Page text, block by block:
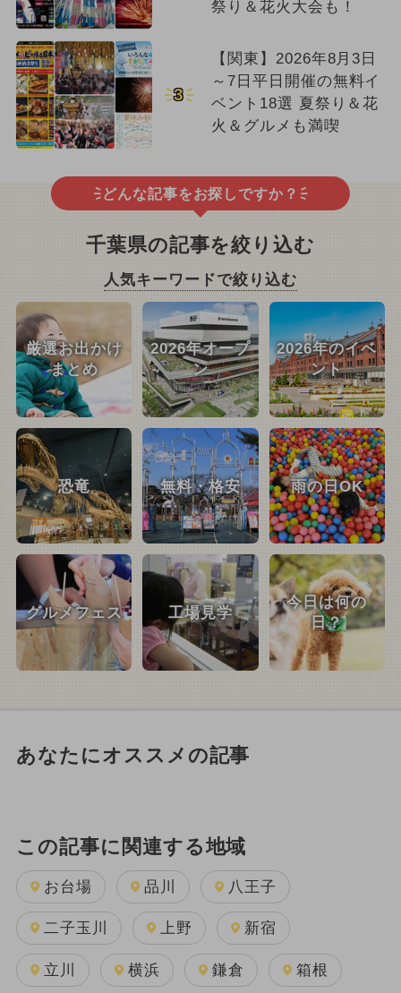
祭り＆花火大会も！
3
【関東】2026年8月3日
～7日平日開催の無料イ
ベント18選 夏祭り＆花
火＆グルメも満喫
どんな記事をお探しですか？
千葉県の記事を絞り込む
人気キーワードで絞り込む
厳選お出かけ
まとめ
2026年オープ
ン
2026年のイベ
ント
恐竜 無料・格安 雨の日OK
グルメフェス 工場見学
今日は何の
日？
あなたにオススメの記事
この記事に関連する地域
お台場 品川 八王子
二子玉川 上野 新宿
立川 横浜 鎌倉 箱根